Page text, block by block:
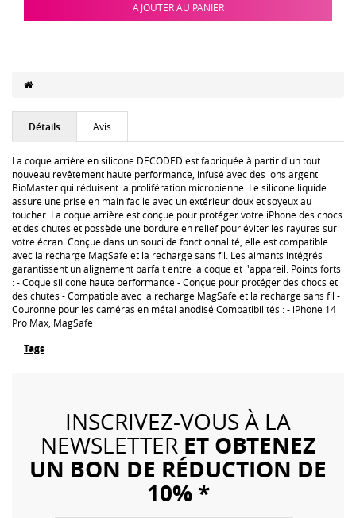
AJOUTER AU PANIER
Détails Avis
La coque arrière en silicone DECODED est fabriquée à partir d'un tout
nouveau revêtement haute performance, infusé avec des ions argent
BioMaster qui réduisent la prolifération microbienne. Le silicone liquide
assure une prise en main facile avec un extérieur doux et soyeux au
toucher. La coque arrière est conçue pour protéger votre iPhone des chocs
et des chutes et possède une bordure en relief pour éviter les rayures sur
votre écran. Conçue dans un souci de fonctionnalité, elle est compatible
avec la recharge MagSafe et la recharge sans fil. Les aimants intégrés
garantissent un alignement parfait entre la coque et l'appareil. Points forts
: - Coque silicone haute performance - Conçue pour protéger des chocs et
des chutes - Compatible avec la recharge MagSafe et la recharge sans fil -
Couronne pour les caméras en métal anodisé Compatibilités : - iPhone 14
Pro Max, MagSafe
Tags
INSCRIVEZ-VOUS À LA
NEWSLETTER ET OBTENEZ
UN BON DE RÉDUCTION DE
10% *